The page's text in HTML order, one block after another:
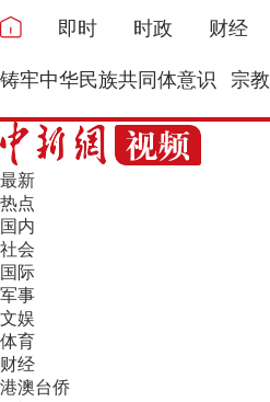
即时 时政 财经
铸牢中华民族共同体意识 宗教
最新
热点
国内
社会
国际
军事
文娱
体育
财经
港澳台侨